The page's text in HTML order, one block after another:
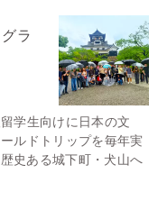
ラ
学生向けに日本の文
ルドトリップを毎年実
史ある城下町・犬山へ